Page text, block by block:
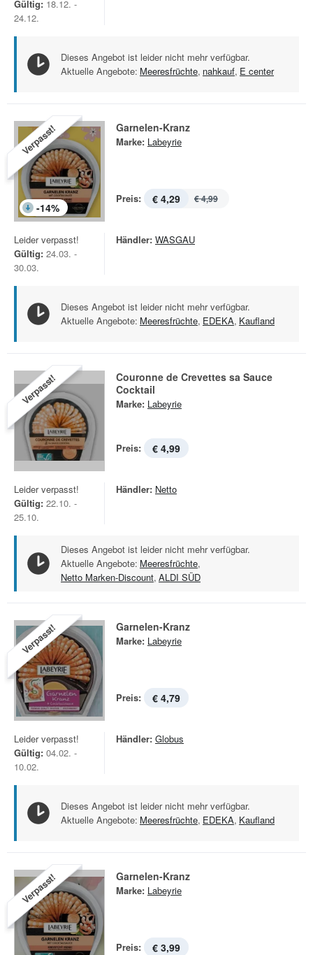
Gültig: 18.12. -
24.12.
Dieses Angebot ist leider nicht mehr verfügbar.
Aktuelle Angebote: Meeresfrüchte, nahkauf, E center
Verpasst!
-14%
Garnelen-Kranz
Marke: Labeyrie
Preis: € 4,29 € 4,99
Leider verpasst!
Gültig: 24.03. -
30.03.
Händler: WASGAU
Dieses Angebot ist leider nicht mehr verfügbar.
Aktuelle Angebote: Meeresfrüchte, EDEKA, Kaufland
Verpasst!
Couronne de Crevettes sa Sauce
Cocktail
Marke: Labeyrie
Preis: € 4,99
Leider verpasst!
Gültig: 22.10. -
25.10.
Händler: Netto
Dieses Angebot ist leider nicht mehr verfügbar.
Aktuelle Angebote: Meeresfrüchte,
Netto Marken-Discount, ALDI SÜD
Verpasst! Garnelen-Kranz
Marke: Labeyrie
Preis: € 4,79
Leider verpasst!
Gültig: 04.02. -
10.02.
Händler: Globus
Dieses Angebot ist leider nicht mehr verfügbar.
Aktuelle Angebote: Meeresfrüchte, EDEKA, Kaufland
Verpasst! Garnelen-Kranz
Marke: Labeyrie
Preis: € 3,99